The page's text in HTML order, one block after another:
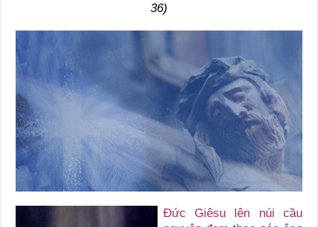
36)
Đức Giêsu lên núi cầu